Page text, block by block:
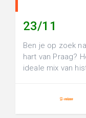
23/11
Ben je op zoek
hart van Praag?
ideale mix van